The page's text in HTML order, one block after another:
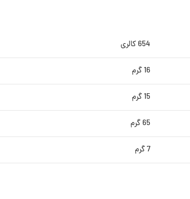
654 کالری
16 گرم
15 گرم
65 گرم
7 گرم